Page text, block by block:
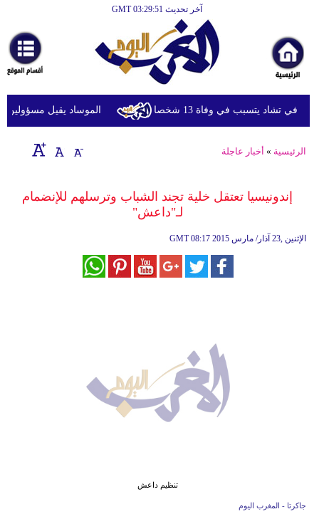
آخر تحديث GMT 03:29:51
أخبارعاجلة
رياضة
ثقافة
إقتصاد
وموسيقى
الموساد يقيل مسؤولين تشاد يتسبب في وفاة 13 شخصا
الرئيسية » أخبار عاجلة
إندونيسيا تعتقل خلية تجند الشباب وترسلهم للإنضمام
لـ"داعش"
GMT 08:17 2015 الإثنين ,23 آذار/ مارس
تنظيم داعش
جاكرتا - المغرب اليوم